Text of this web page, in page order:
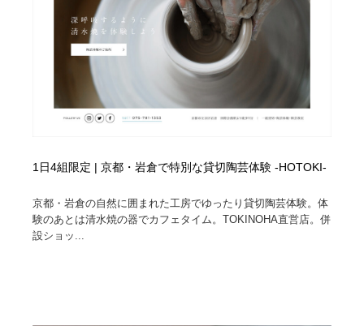
1日4組限定 | 京都・岩倉で特別な貸切陶芸体験 -HOTOKI-
京都・岩倉の自然に囲まれた工房でゆったり貸切陶芸体験。体
験のあとは清水焼の器でカフェタイム。TOKINOHA直営店。併
設ショッ...